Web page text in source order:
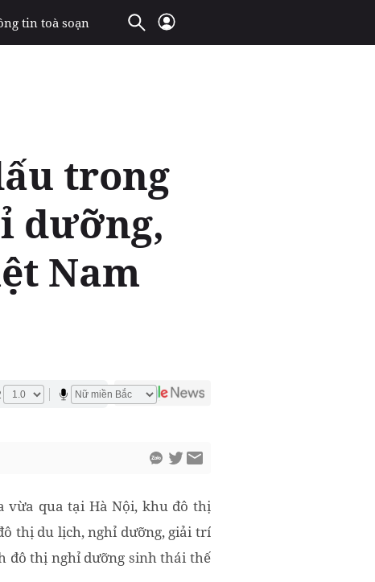
tin toà soạn
trong
dưỡng,
Nam
vừa qua tại Hà Nội, khu đô thị
thị du lịch, nghỉ dưỡng, giải trí
đô thị nghỉ dưỡng sinh thái thế